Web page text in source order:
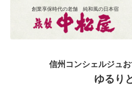
創業享保時代の老舗 純和風の日本宿
信州コンシェルジュ
ゆるり